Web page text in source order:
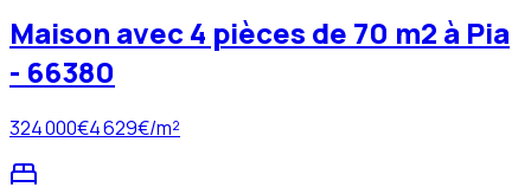
Maison avec 4 pièces de 70 m2 à Pia
- 66380
324 000€4 629€/m²